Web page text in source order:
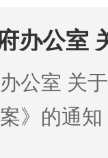
办公室
公室 关
》的通知